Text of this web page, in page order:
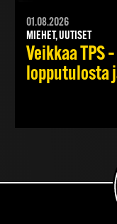
01.08.2026
MIEHET, UUTISET
Veikkaa TPS
lopputulosta